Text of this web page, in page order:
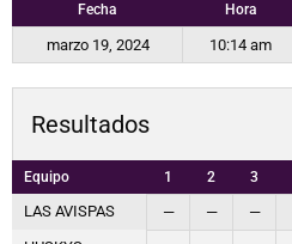
Fecha Hora
marzo 19, 2024 10:14 am
Resultados
Equipo 1 2 3
LAS AVISPAS — — —